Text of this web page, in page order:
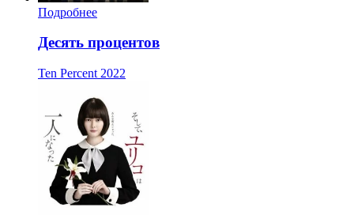
Подробнее
Десять процентов
Ten Percent 2022